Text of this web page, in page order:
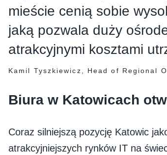
mieście cenią sobie
jaką pozwala duży
atrakcyjnymi kosztami
Kamil Tyszkiewicz, Head of Regional
Biura w Katowicach
Coraz silniejszą pozycję Katowic
atrakcyjniejszych rynków IT na